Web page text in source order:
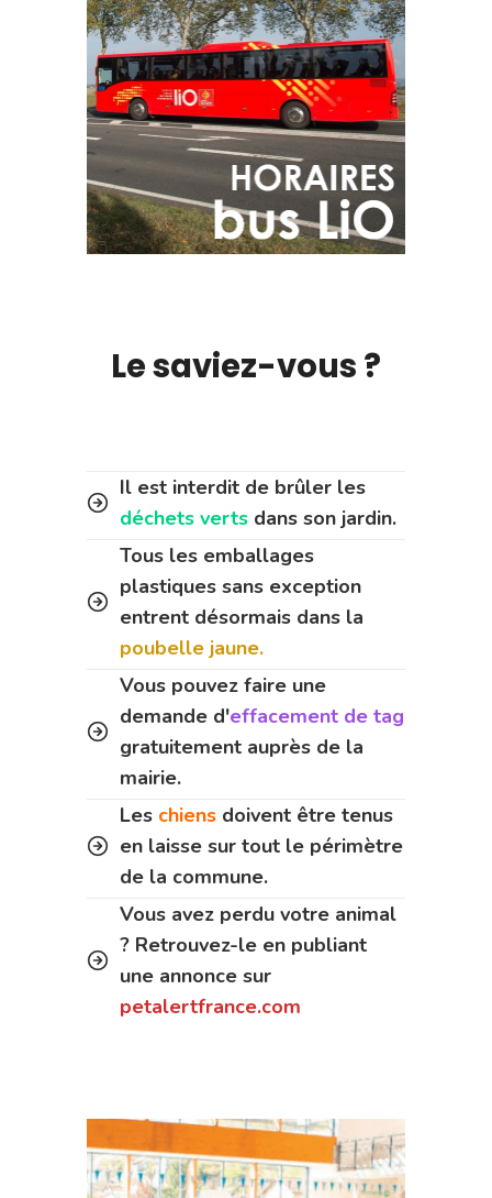
Le saviez-vous ?
Il est interdit de brûler les
déchets verts dans son jardin.
Tous les emballages
plastiques sans exception
entrent désormais dans la
poubelle jaune.
Vous pouvez faire une
demande d'effacement de tag
gratuitement auprès de la
mairie.
Les chiens doivent être tenus
en laisse sur tout le périmètre
de la commune.
Vous avez perdu votre animal
? Retrouvez-le en publiant
une annonce sur
petalertfrance.com